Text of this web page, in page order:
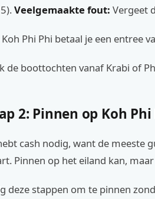
Veelgemaakte fout: Vergeet
Phi Phi betaal je een entree
de boottochten vanaf Krabi of
2: Pinnen op Koh
cash nodig, want de meeste
Pinnen op het eiland kan,
deze stappen om te pinnen